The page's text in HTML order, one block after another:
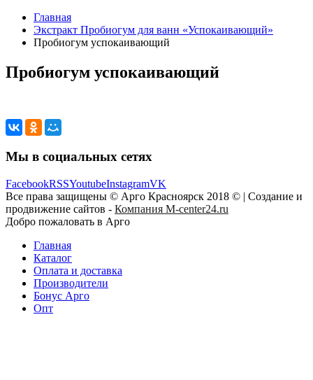
Главная
Экстракт Пробиогум для ванн «Успокаивающий»
Пробиогум успокаивающий
Пробиогум успокаивающий
Мы в социальных сетях
FacebookRSSYoutubeInstagramVK
Все права защищены © Арго Красноярск 2018 © | Создание и
продвижение сайтов - Компания M-center24.ru
Добро пожаловать в Арго
Главная
Каталог
Оплата и доставка
Производители
Бонус Арго
Опт